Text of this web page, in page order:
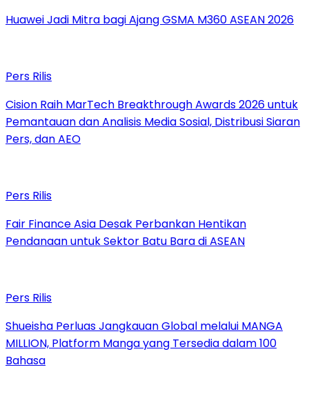
Huawei Jadi Mitra bagi Ajang GSMA M360 ASEAN 2026
Pers Rilis
Cision Raih MarTech Breakthrough Awards 2026 untuk
Pemantauan dan Analisis Media Sosial, Distribusi Siaran
Pers, dan AEO
Pers Rilis
Fair Finance Asia Desak Perbankan Hentikan
Pendanaan untuk Sektor Batu Bara di ASEAN
Pers Rilis
Shueisha Perluas Jangkauan Global melalui MANGA
MILLION, Platform Manga yang Tersedia dalam 100
Bahasa